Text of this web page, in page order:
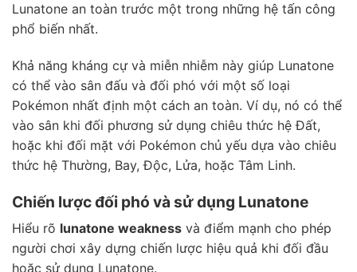
Lunatone an toàn trước một trong những hệ tấn công
phổ biến nhất.
Khả năng kháng cự và miễn nhiễm này giúp Lunatone
có thể vào sân đấu và đối phó với một số loại
Pokémon nhất định một cách an toàn. Ví dụ, nó có thể
vào sân khi đối phương sử dụng chiêu thức hệ Đất,
hoặc khi đối mặt với Pokémon chủ yếu dựa vào chiêu
thức hệ Thường, Bay, Độc, Lửa, hoặc Tâm Linh.
Chiến lược đối phó và sử dụng Lunatone
Hiểu rõ lunatone weakness và điểm mạnh cho phép
người chơi xây dựng chiến lược hiệu quả khi đối đầu
hoặc sử dụng Lunatone.